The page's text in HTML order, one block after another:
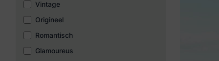
Vintage
Origineel
Romantisch
Glamoureus